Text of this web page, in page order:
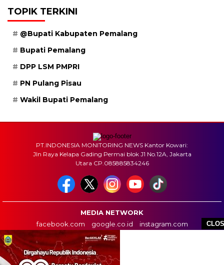
TOPIK TERKINI
@Bupati Kabupaten Pemalang
Bupati Pemalang
DPP LSM PMPRI
PN Pulang Pisau
Wakil Bupati Pemalang
PT.INDONESIA MONITORING NEWS Kantor Kowari:
Jln Raya Kelapa Gading Permai blok J1 No.12A, Jakarta
Utara CP.085885834246
MEDIA NETWORK
facebook.com
google.co.id
instagram.com
web.whatsapp.com
HOME BOX REDAKSI